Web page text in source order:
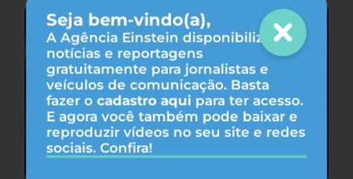
Seja bem-vindo(a),
A Agência Einstein disponibiliza
notícias e reportagens
gratuitamente para jornalistas e
veículos de comunicação. Basta
fazer o cadastro aqui para ter acesso.
E agora você também pode baixar e
reproduzir vídeos no seu site e redes
sociais. Confira!